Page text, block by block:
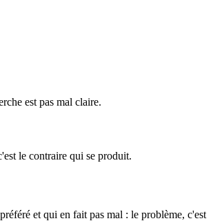
est pas mal claire.
le contraire qui se produit.
et qui en fait pas mal : le problème, c'est